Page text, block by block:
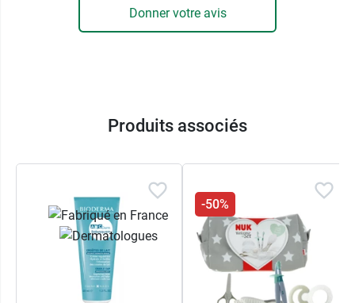
Donner votre avis
Produits associés
-50%